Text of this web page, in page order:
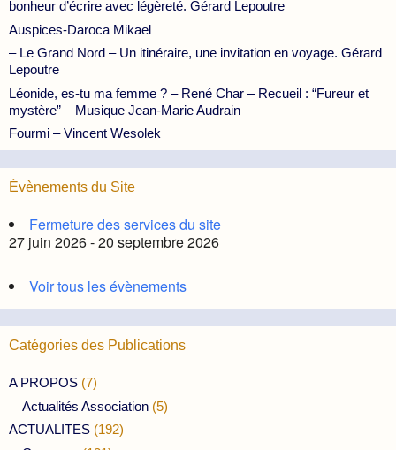
bonheur d’écrire avec légèreté. Gérard Lepoutre
Auspices-Daroca Mikael
– Le Grand Nord – Un itinéraire, une invitation en voyage. Gérard
Lepoutre
Léonide, es-tu ma femme ? – René Char – Recueil : “Fureur et
mystère” – Musique Jean-Marie Audrain
Fourmi – Vincent Wesolek
Évènements du Site
Fermeture des services du site
27 juin 2026 - 20 septembre 2026
Voir tous les évènements
Catégories des Publications
A PROPOS (7)
Actualités Association (5)
ACTUALITES (192)